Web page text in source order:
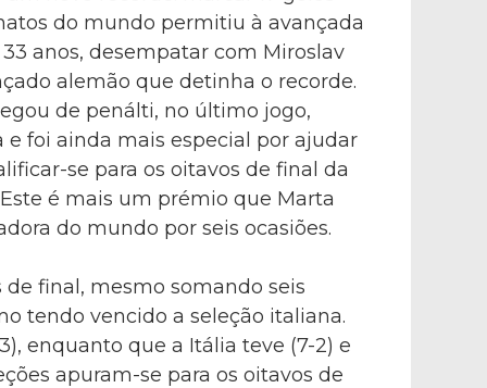
do mundo permitiu à avançada
anos, desempatar com Miroslav
alemão que detinha o recorde.
de penálti, no último jogo,
e foi ainda mais especial por ajudar
se para os oitavos de final da
é mais um prémio que Marta
do mundo por seis ocasiões.
de final, mesmo somando seis
tendo vencido a seleção italiana.
enquanto que a Itália teve (7-2) e
apuram-se para os oitavos de